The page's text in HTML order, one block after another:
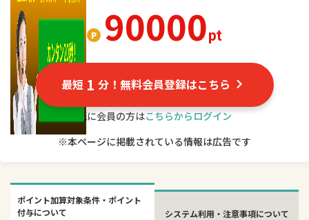
90000pt
最短 1 分！無料会員登録はこちら
既に会員の方はこちらからログイン
※本ページに掲載されている情報は広告です
ポイント加算対象条件・ポイント
付与について
システム利用・注意事項について